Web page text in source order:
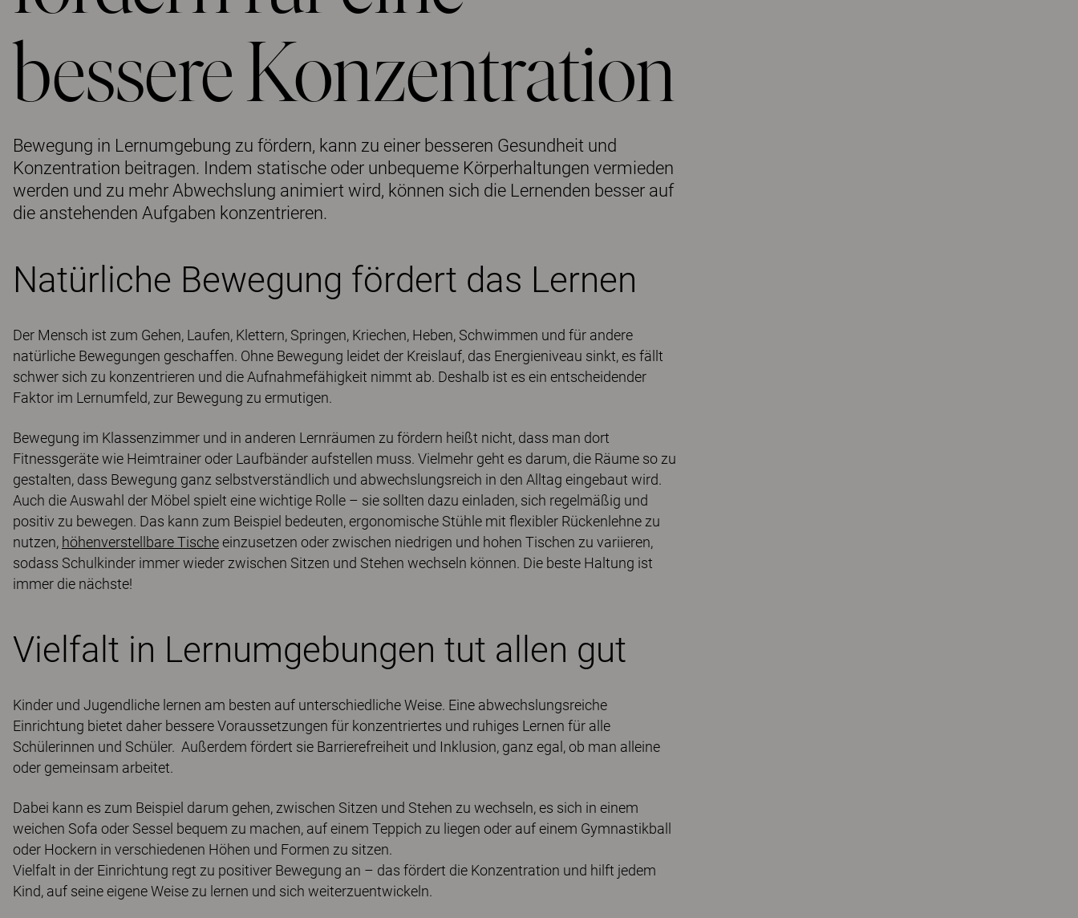
bessere Konzentration
Bewegung in Lernumgebung zu fördern, kann zu einer besseren Gesundheit und
Konzentration beitragen. Indem statische oder unbequeme Körperhaltungen vermieden
werden und zu mehr Abwechslung animiert wird, können sich die Lernenden besser auf
die anstehenden Aufgaben konzentrieren.
Natürliche Bewegung fördert das Lernen
Der Mensch ist zum Gehen, Laufen, Klettern, Springen, Kriechen, Heben, Schwimmen und für andere
natürliche Bewegungen geschaffen. Ohne Bewegung leidet der Kreislauf, das Energieniveau sinkt, es fällt
schwer sich zu konzentrieren und die Aufnahmefähigkeit nimmt ab. Deshalb ist es ein entscheidender
Faktor im Lernumfeld, zur Bewegung zu ermutigen.
Bewegung im Klassenzimmer und in anderen Lernräumen zu fördern heißt nicht, dass man dort
Fitnessgeräte wie Heimtrainer oder Laufbänder aufstellen muss. Vielmehr geht es darum, die Räume so zu
gestalten, dass Bewegung ganz selbstverständlich und abwechslungsreich in den Alltag eingebaut wird.
Auch die Auswahl der Möbel spielt eine wichtige Rolle – sie sollten dazu einladen, sich regelmäßig und
positiv zu bewegen. Das kann zum Beispiel bedeuten, ergonomische Stühle mit flexibler Rückenlehne zu
nutzen, höhenverstellbare Tischeeinzusetzen oder zwischen niedrigen und hohen Tischen zu variieren,
sodass Schulkinder immer wieder zwischen Sitzen und Stehen wechseln können. Die beste Haltung ist
immer die nächste!
Vielfalt in Lernumgebungen tut allen gut
Kinder und Jugendliche lernen am besten auf unterschiedliche Weise. Eine abwechslungsreiche
Einrichtung bietet daher bessere Voraussetzungen für konzentriertes und ruhiges Lernen für alle
Schülerinnen und Schüler. Außerdem fördert sie Barrierefreiheit und Inklusion, ganz egal, ob man alleine
oder gemeinsam arbeitet.
Dabei kann es zum Beispiel darum gehen, zwischen Sitzen und Stehen zu wechseln, es sich in einem
weichen Sofa oder Sessel bequem zu machen, auf einem Teppich zu liegen oder auf einem Gymnastikball
oder Hockern in verschiedenen Höhen und Formen zu sitzen.
Vielfalt in der Einrichtung regt zu positiver Bewegung an – das fördert die Konzentration und hilft jedem
Kind, auf seine eigene Weise zu lernen und sich weiterzuentwickeln.